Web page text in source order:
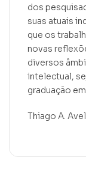
dos
suas atuais
que os
novas
diversos
intelectual,
graduação
Thiago A.